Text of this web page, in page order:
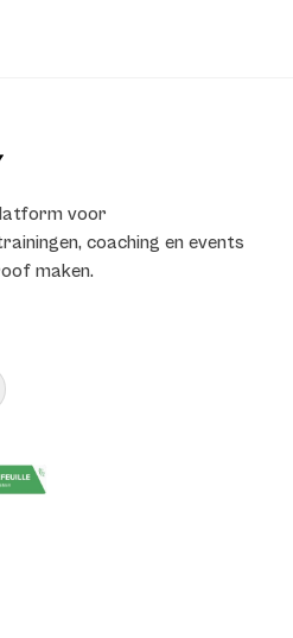
voor
coaching en events
maken.